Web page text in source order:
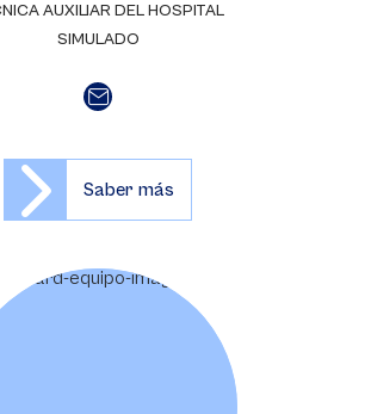
AUXILIAR DEL HOSPITAL
SIMULADO
Saber más